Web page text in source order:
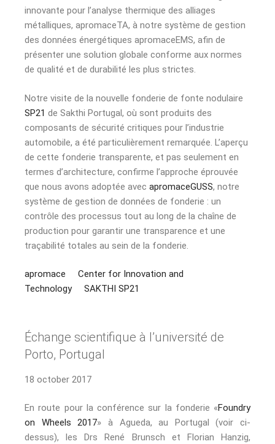
innovante pour l’analyse thermique des alliages
métalliques, apromaceTA, à notre système de gestion
des données énergétiques apromaceEMS, afin de
présenter une solution globale conforme aux normes
de qualité et de durabilité les plus strictes.
Notre visite de la nouvelle fonderie de fonte nodulaire
SP21 de Sakthi Portugal, où sont produits des
composants de sécurité critiques pour l’industrie
automobile, a été particulièrement remarquée. L’aperçu
de cette fonderie transparente, et pas seulement en
termes d’architecture, confirme l’approche éprouvée
que nous avons adoptée avec apromaceGUSS, notre
système de gestion de données de fonderie : un
contrôle des processus tout au long de la chaîne de
production pour garantir une transparence et une
traçabilité totales au sein de la fonderie.
apromace
Center for Innovation and
Technology
SAKTHI SP21
Échange scientifique à l’université de
Porto, Portugal
18 october 2017
En route pour la conférence sur la fonderie «Foundry
on Wheels 2017» à Agueda, au Portugal (voir ci-
dessus), les Drs René Brunsch et Florian Hanzig,